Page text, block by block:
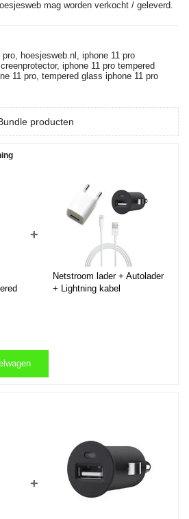
mag worden verkocht / geleverd.
pro, hoesjesweb.nl, iphone 11 pro
iphone 11 pro tempered
11 pro, tempered glass iphone 11 pro
producten
+
Netstroom lader + Autolader
+ Lightning kabel
+